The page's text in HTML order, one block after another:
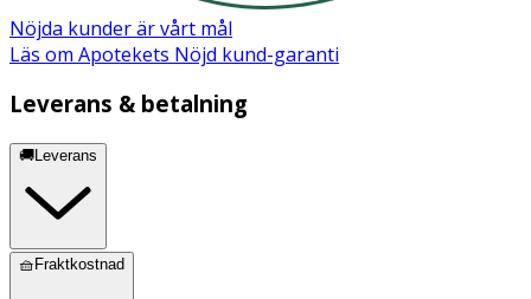
(konsistensgivande emulgator), ethylhexylglycerin
(mjukgörande), sodium phytate (naturlig kelatbildare),
parfum (doft), alcohol denat. (lösningsmedel i ingående
ingrediens), phenoxyethanol (konserveringsmedel),
phenethyl alcohol (konserveringsmedel).
Nöjda kunder är vårt mål
Läs om Apotekets Nöjd kund-garanti
Leverans & betalning
🚚Leverans
🧺Fraktkostnad